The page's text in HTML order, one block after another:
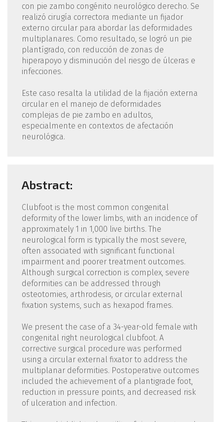
con pie zambo congénito neurológico derecho. Se
realizó cirugía correctora mediante un fijador
externo circular para abordar las deformidades
multiplanares. Como resultado, se logró un pie
plantígrado, con reducción de zonas de
hiperapoyo y disminución del riesgo de úlceras e
infecciones.
Este caso resalta la utilidad de la fijación externa
circular en el manejo de deformidades
complejas de pie zambo en adultos,
especialmente en contextos de afectación
neurológica.
Abstract:
Clubfoot is the most common congenital
deformity of the lower limbs, with an incidence of
approximately 1 in 1,000 live births. The
neurological form is typically the most severe,
often associated with significant functional
impairment and poorer treatment outcomes.
Although surgical correction is complex, severe
deformities can be addressed through
osteotomies, arthrodesis, or circular external
fixation systems, such as hexapod frames.
We present the case of a 34-year-old female with
congenital right neurological clubfoot. A
corrective surgical procedure was performed
using a circular external fixator to address the
multiplanar deformities. Postoperative outcomes
included the achievement of a plantigrade foot,
reduction in pressure points, and decreased risk
of ulceration and infection.